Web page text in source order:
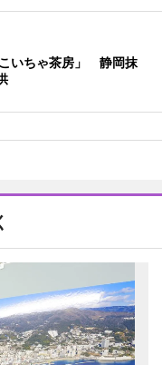
いちゃ茶房」 静岡抹